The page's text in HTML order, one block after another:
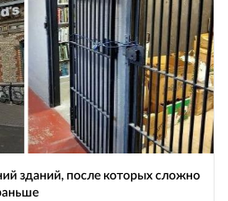
зданий, после которых сложно